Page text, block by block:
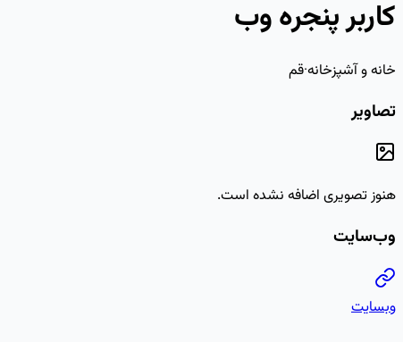
کاربر پنجره وب
خانه و آشپزخانه·قم
تصاویر
هنوز تصویری اضافه نشده است.
وب‌سایت
وبسایت